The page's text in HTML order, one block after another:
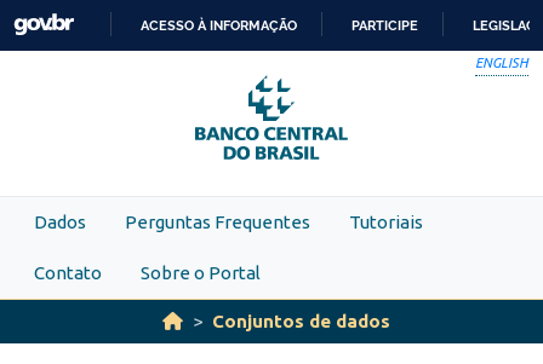
Skip to main content
PARA
O
CONTEÚDO
ACESSO À INFORMAÇÃO PARTICIPE
ENGLISH
Dados Perguntas Frequentes Tutoriais
Contato Sobre o Portal
Conjuntos de dados